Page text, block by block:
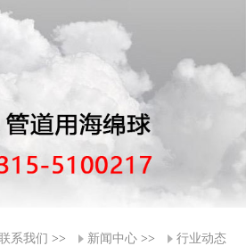
系我们 >> 新闻中心 >> 行业动态